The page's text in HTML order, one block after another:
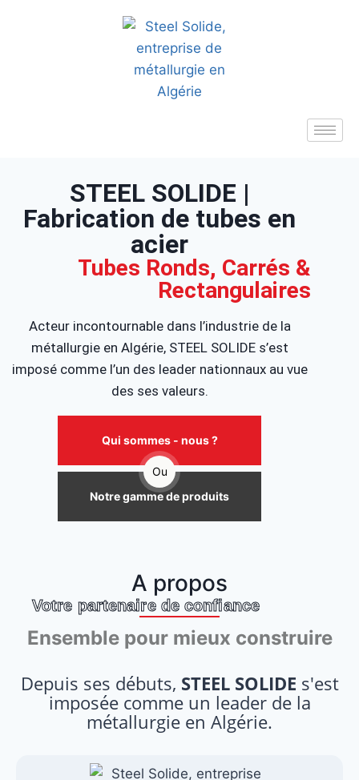
STEEL SOLIDE |
Fabrication de tubes en
acier
Tubes Ronds, Carrés &
Rectangulaires
Acteur incontournable dans l’industrie de la
métallurgie en Algérie, STEEL SOLIDE s’est
imposé comme l’un des leader nationnaux au vue
des ses valeurs.
Qui sommes - nous ?
Ou
Notre gamme de produits
Votre partenaire de confiance
A propos
Ensemble pour mieux construire
Depuis ses débuts, STEEL SOLIDE s'est
imposée comme un leader de la
métallurgie en Algérie.